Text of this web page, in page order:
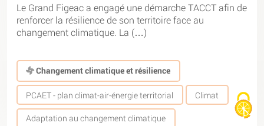
Le Grand Figeac a engagé une démarche TACCT afin de
renforcer la résilience de son territoire face au
changement climatique. La (…)
Changement climatique et résilience
PCAET - plan climat-air-énergie territorial Climat
Adaptation au changement climatique